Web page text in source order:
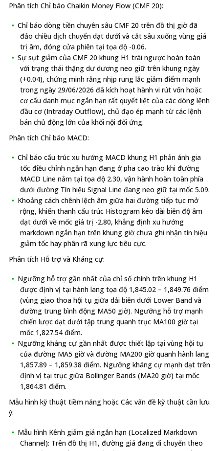
Phân tích Chỉ báo Chaikin Money Flow (CMF 20):
Chỉ báo dòng tiền chuyên sâu CMF 20 trên đồ thị giờ đã
đảo chiều dịch chuyển dạt dưới và cắt sâu xuống vùng giá
trị âm, đóng cửa phiên tại tọa độ -0.06.
Sự sụt giảm của CMF 20 khung H1 trái ngược hoàn toàn
với trạng thái thặng dư dương neo giữ trên khung ngày
(+0.04), chứng minh rằng nhịp rung lắc giảm điểm mạnh
trong ngày 29/06/2026 đã kích hoạt hành vi rút vốn hoặc
cơ cấu danh mục ngắn hạn rất quyết liệt của các dòng lệnh
đầu cơ (Intraday Outflow), chủ đạo ép mạnh từ các lệnh
bán chủ động lớn của khối nội đối ứng.
Phân tích Chỉ báo MACD:
Chỉ báo cấu trúc xu hướng MACD khung H1 phản ánh gia
tốc điều chỉnh ngắn hạn đang ở pha cao trào khi đường
MACD Line nằm tại tọa độ 2.30, vận hành hoàn toàn phía
dưới đường Tín hiệu Signal Line đang neo giữ tại mốc 5.09.
Khoảng cách chênh lệch âm giữa hai đường tiếp tục mở
rộng, khiến thanh cấu trúc Histogram kéo dài biên độ âm
dạt dưới về mốc giá trị -2.80, khẳng định xu hướng
markdown ngắn hạn trên khung giờ chưa ghi nhận tín hiệu
giảm tốc hay phân rã xung lực tiêu cực.
Phân tích Hỗ trợ và Kháng cự:
Ngưỡng hỗ trợ gần nhất của chỉ số chính trên khung H1
được định vị tại hành lang tọa độ 1,845.02 – 1,849.76 điểm
(vùng giao thoa hội tụ giữa dải biên dưới Lower Band và
đường trung bình động MA50 giờ). Ngưỡng hỗ trợ mạnh
chiến lược dạt dưới tập trung quanh trục MA100 giờ tại
mốc 1,827.54 điểm.
Ngưỡng kháng cự gần nhất được thiết lập tại vùng hội tụ
của đường MA5 giờ và đường MA200 giờ quanh hành lang
1,857.89 – 1,859.38 điểm. Ngưỡng kháng cự mạnh dạt trên
định vị tại trục giữa Bollinger Bands (MA20 giờ) tại mốc
1,864.81 điểm.
Mẫu hình kỹ thuật tiềm năng hoặc Các vấn đề kỹ thuật cần lưu
ý:
Mẫu hình Kênh giảm giá ngắn hạn (Localized Markdown
Channel): Trên đồ thị H1, đường giá đang di chuyển theo